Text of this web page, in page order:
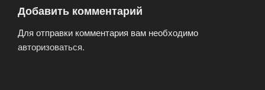
Добавить комментарий
Для отправки комментария вам необходимо
авторизоваться.